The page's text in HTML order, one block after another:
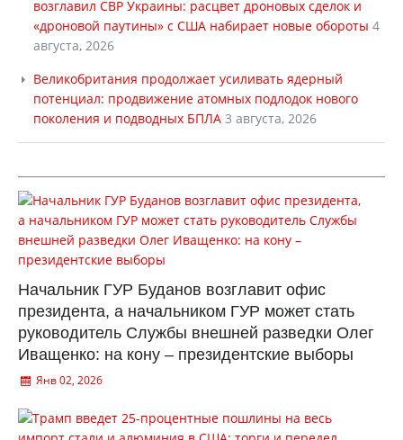
возглавил СВР Украины: расцвет дроновых сделок и
«дроновой паутины» с США набирает новые обороты 4
августа, 2026
Великобритания продолжает усиливать ядерный
потенциал: продвижение атомных подлодок нового
поколения и подводных БПЛА 3 августа, 2026
Начальник ГУР Буданов возглавит офис
президента, а начальником ГУР может стать
руководитель Службы внешней разведки Олег
Иващенко: на кону – президентские выборы
Янв 02, 2026